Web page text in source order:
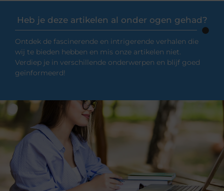
Heb je deze artikelen al onder ogen gehad?
Ontdek de fascinerende en intrigerende verhalen die
wij te bieden hebben en mis onze artikelen niet.
Verdiep je in verschillende onderwerpen en blijf goed
geïnformeerd!